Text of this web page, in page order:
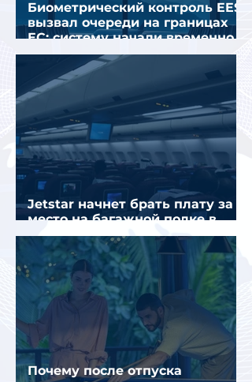
Биометрический контроль EES
вызвал очереди на границах
ЕС: систему начали временно
отключать
Jetstar начнет брать плату за
место на багажной полке в
салоне самолета
Почему после отпуска